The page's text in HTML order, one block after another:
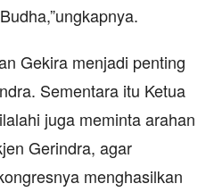
Gekira menjadi penting
Sementara itu Ketua
juga meminta arahan
Gerindra, agar
menghasilkan